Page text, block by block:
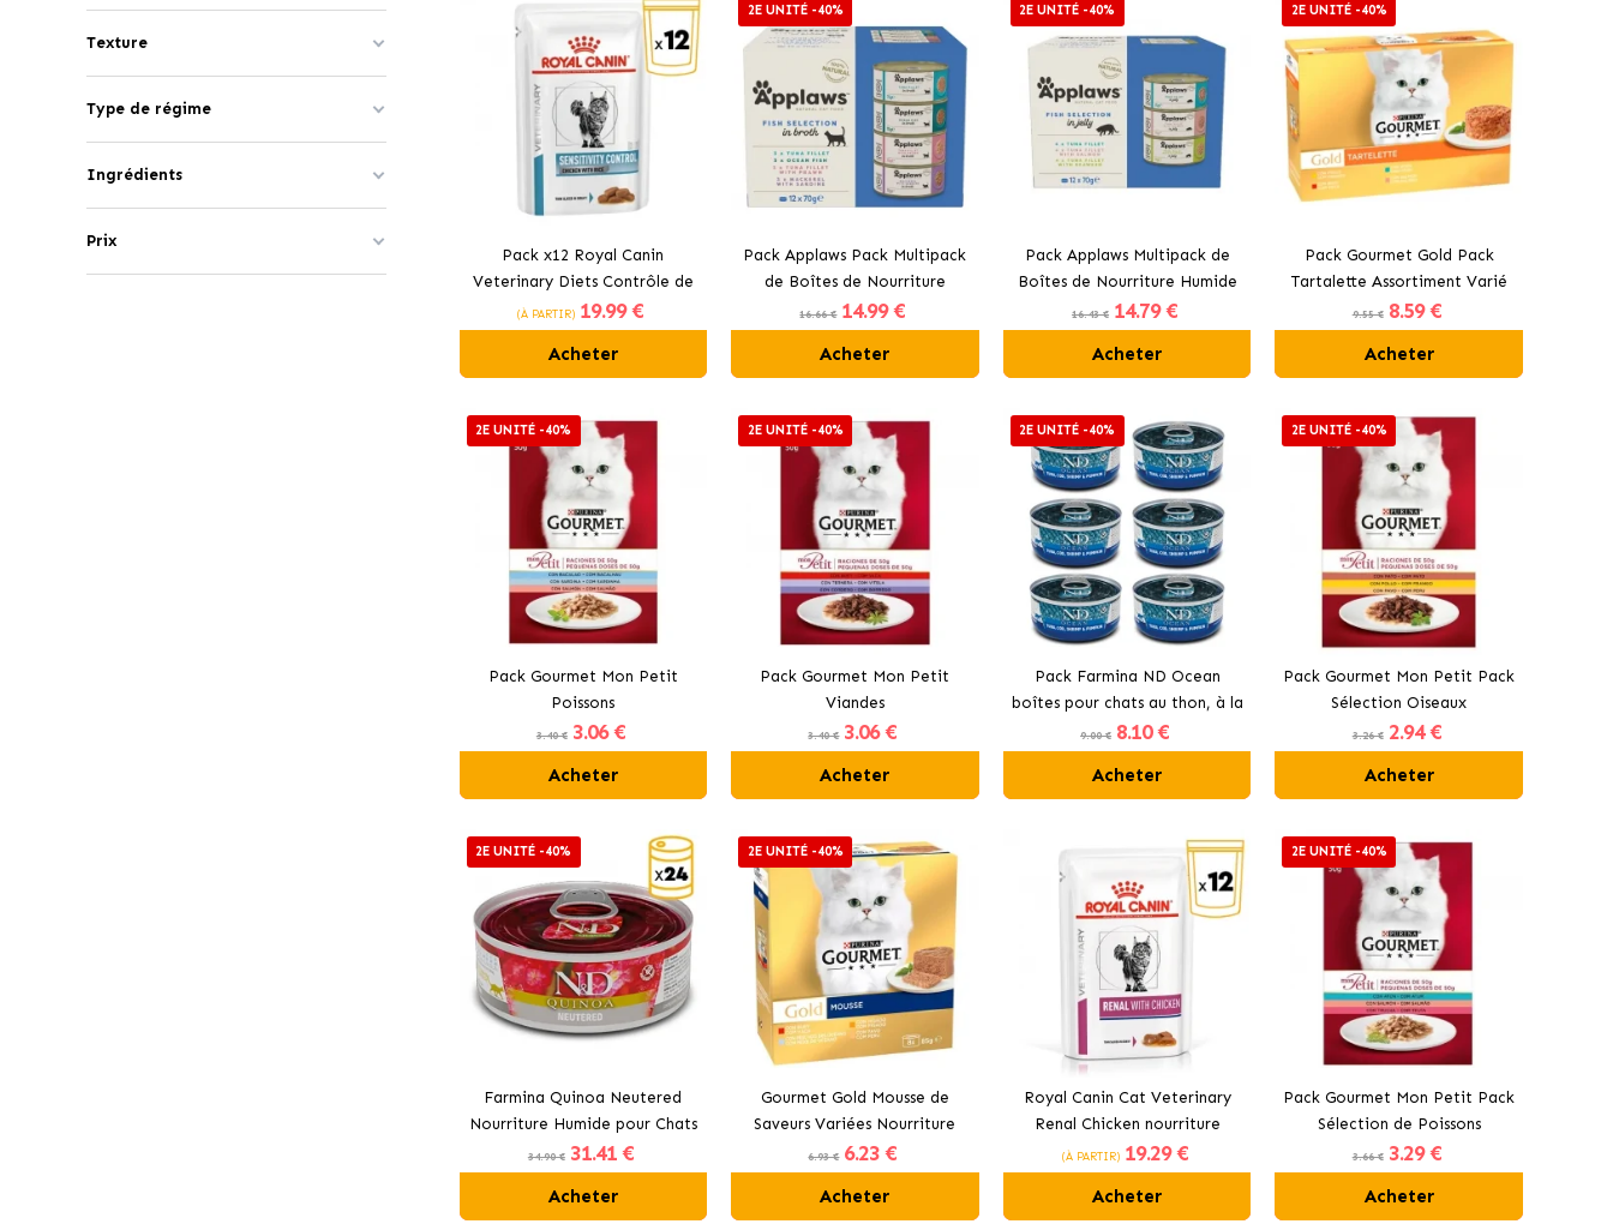
Texture
Type de régime
Ingrédients
Prix
Pack x12 Royal Canin
Veterinary Diets Contrôle de
la Sensibilité nourriture
humide pour chats
(À PARTIR) 19.99 €
Acheter
2E UNITÉ -40%
Pack Applaws Pack Multipack
de Boîtes de Nourriture
Humide en Bouillon pour Chats
au Poisson 12x70 gr
16.66 € 14.99 €
Acheter
2E UNITÉ -40%
Pack Applaws Multipack de
Boîtes de Nourriture Humide
en Gelée pour Chats au
Poisson
16.43 € 14.79 €
Acheter
2E UNITÉ -40%
Pack Gourmet Gold Pack
Tartalette Assortiment Varié
9.55 € 8.59 €
Acheter
2E UNITÉ -40%
Pack Gourmet Mon Petit
Poissons
3.40 € 3.06 €
Acheter
2E UNITÉ -40%
Pack Gourmet Mon Petit
Viandes
3.40 € 3.06 €
Acheter
2E UNITÉ -40%
Pack Farmina ND Ocean
boîtes pour chats au thon, à la
morue et à la citrouille
9.00 € 8.10 €
Acheter
2E UNITÉ -40%
Pack Gourmet Mon Petit Pack
Sélection Oiseaux
3.26 € 2.94 €
Acheter
2E UNITÉ -40%
Farmina Quinoa Neutered
Nourriture Humide pour Chats
Stérilisés
34.90 € 31.41 €
Acheter
2E UNITÉ -40%
Gourmet Gold Mousse de
Saveurs Variées Nourriture
Humaine pour Chats
6.93 € 6.23 €
Acheter
Royal Canin Cat Veterinary
Renal Chicken nourriture
humide au poulet pour chats.
(À PARTIR) 19.29 €
Acheter
2E UNITÉ -40%
Pack Gourmet Mon Petit Pack
Sélection de Poissons
3.66 € 3.29 €
Acheter